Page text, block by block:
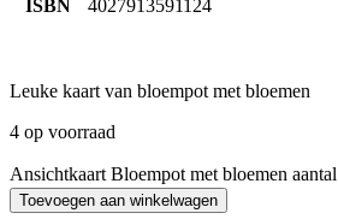
ISBN 4027913591124
Leuke kaart van bloempot met bloemen
4 op voorraad
Ansichtkaart Bloempot met bloemen aantal
Toevoegen aan winkelwagen